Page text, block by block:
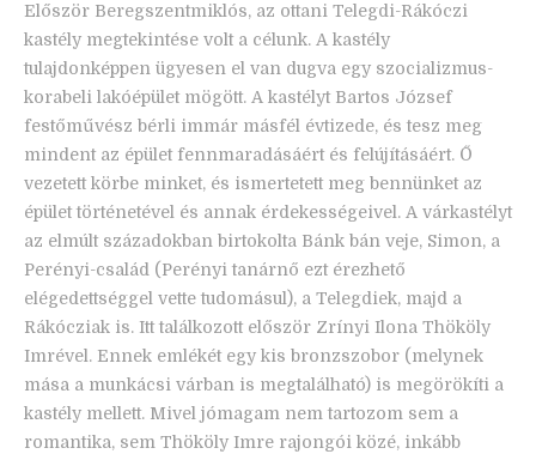
Először Beregszentmiklós, az ottani Telegdi-Rákóczi
kastély megtekintése volt a célunk. A kastély
tulajdonképpen ügyesen el van dugva egy szocializmus-
korabeli lakóépület mögött. A kastélyt Bartos József
festőművész bérli immár másfél évtizede, és tesz meg
mindent az épület fennmaradásáért és felújításáért. Ő
vezetett körbe minket, és ismertetett meg bennünket az
épület történetével és annak érdekességeivel. A várkastélyt
az elmúlt századokban birtokolta Bánk bán veje, Simon, a
Perényi-család (Perényi tanárnő ezt érezhető
elégedettséggel vette tudomásul), a Telegdiek, majd a
Rákócziak is. Itt találkozott először Zrínyi Ilona Thököly
Imrével. Ennek emlékét egy kis bronzszobor (melynek
mása a munkácsi várban is megtalálható) is megörökíti a
kastély mellett. Mivel jómagam nem tartozom sem a
romantika, sem Thököly Imre rajongói közé, inkább